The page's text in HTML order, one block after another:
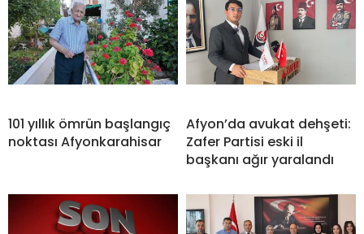
101 yıllık ömrün başlangıç
noktası Afyonkarahisar
Afyon’da avukat dehşeti:
Zafer Partisi eski il
başkanı ağır yaralandı